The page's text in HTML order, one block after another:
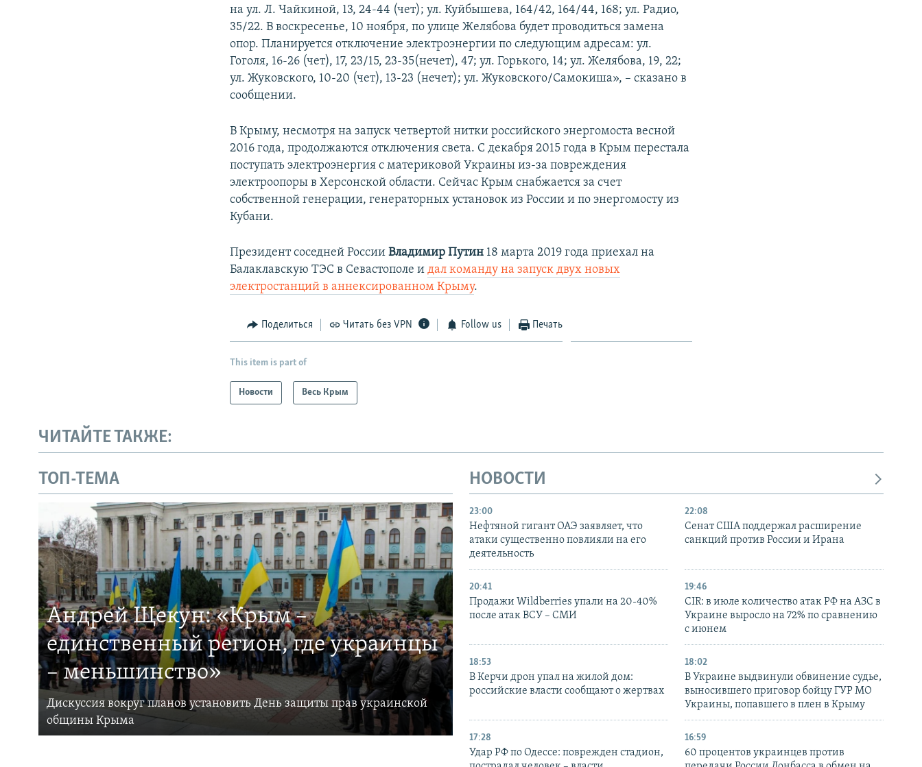
на ул. Л. Чайкиной, 13, 24-44 (чет); ул. Куйбышева, 164/42, 164/44, 168; ул. Радио,
35/22. В воскресенье, 10 ноября, по улице Желябова будет проводиться замена
опор. Планируется отключение электроэнергии по следующим адресам: ул.
Гоголя, 16-26 (чет), 17, 23/15, 23-35(нечет), 47; ул. Горького, 14; ул. Желябова, 19, 22;
ул. Жуковского, 10-20 (чет), 13-23 (нечет); ул. Жуковского/Самокиша», – сказано в
сообщении.
В Крыму, несмотря на запуск четвертой нитки российского энергомоста весной
2016 года, продолжаются отключения света. С декабря 2015 года в Крым перестала
поступать электроэнергия с материковой Украины из-за повреждения
электроопоры в Херсонской области. Сейчас Крым снабжается за счет
собственной генерации, генераторных установок из России и по энергомосту из
Кубани.
Президент соседней РоссииВладимир Путин 18 марта 2019 года приехал на
Балаклавскую ТЭС в Севастополе идал команду на запуск двух новых
электростанций в аннексированном Крыму.
Поделиться Читать без VPN Follow us Печать
This item is part of
Новости Весь Крым
ЧИТАЙТЕ ТАКЖЕ:
ТОП-ТЕМА
Андрей Щекун: «Крым –
единственный регион, где украинцы
– меньшинство»
Дискуссия вокруг планов установить День защиты прав украинской
общины Крыма
НОВОСТИ
23:00
Нефтяной гигант ОАЭ заявляет, что
атаки существенно повлияли на его
деятельность
22:08
Сенат США поддержал расширение
санкций против России и Ирана
20:41
Продажи Wildberries упали на 20-40%
после атак ВСУ – СМИ
19:46
CIR: в июле количество атак РФ на АЗС в
Украине выросло на 72% по сравнению
с июнем
18:53
В Керчи дрон упал на жилой дом:
российские власти сообщают о жертвах
18:02
В Украине выдвинули обвинение судье,
выносившего приговор бойцу ГУР МО
Украины, попавшего в плен в Крыму
17:28
Удар РФ по Одессе: поврежден стадион,
16:59
60 процентов украинцев против